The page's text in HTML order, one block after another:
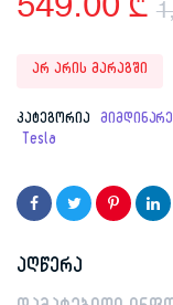
არ არის მარაგში
კატეგორია
Tesla
აღწერა